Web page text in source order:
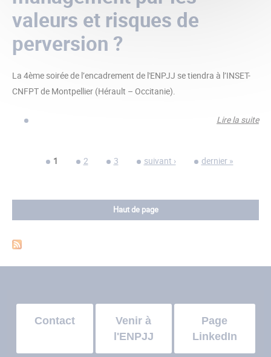
valeurs et risques de
perversion ?
La 4ème soirée de l’encadrement de l'ENPJJ se tiendra à l’INSET-
CNFPT de Montpellier (Hérault – Occitanie).
Lire la suitede
Pages1 2 3 suivant › dernier »
Haut de page
Contact
Venir à
l'ENPJJ
Page
LinkedIn